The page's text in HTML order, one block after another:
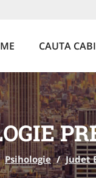
CAUTA
Psihologie / Judet